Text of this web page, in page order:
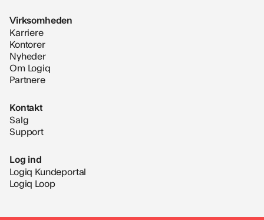
Virksomheden
Karriere
Kontorer
Nyheder
Om Logiq
Partnere
Kontakt
Salg
Support
Log ind
Logiq Kundeportal
Logiq Loop